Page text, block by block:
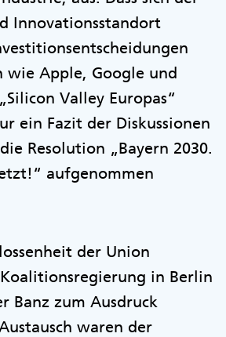
Innovationsstandort
wie Apple, Google und
Valley Europas“
ein Fazit der Diskussionen
Resolution „Bayern 2030.
aufgenommen
der Union
in Berlin
Banz zum Ausdruck
waren der